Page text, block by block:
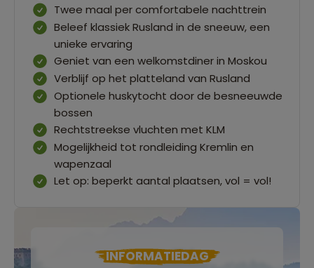
Twee maal per comfortabele nachttrein
Beleef klassiek Rusland in de sneeuw, een
unieke ervaring
Geniet van een welkomstdiner in Moskou
Verblijf op het platteland van Rusland
Optionele huskytocht door de besneeuwde
bossen
Rechtstreekse vluchten met KLM
Mogelijkheid tot rondleiding Kremlin en
wapenzaal
Let op: beperkt aantal plaatsen, vol = vol!
INFORMATIEDAG